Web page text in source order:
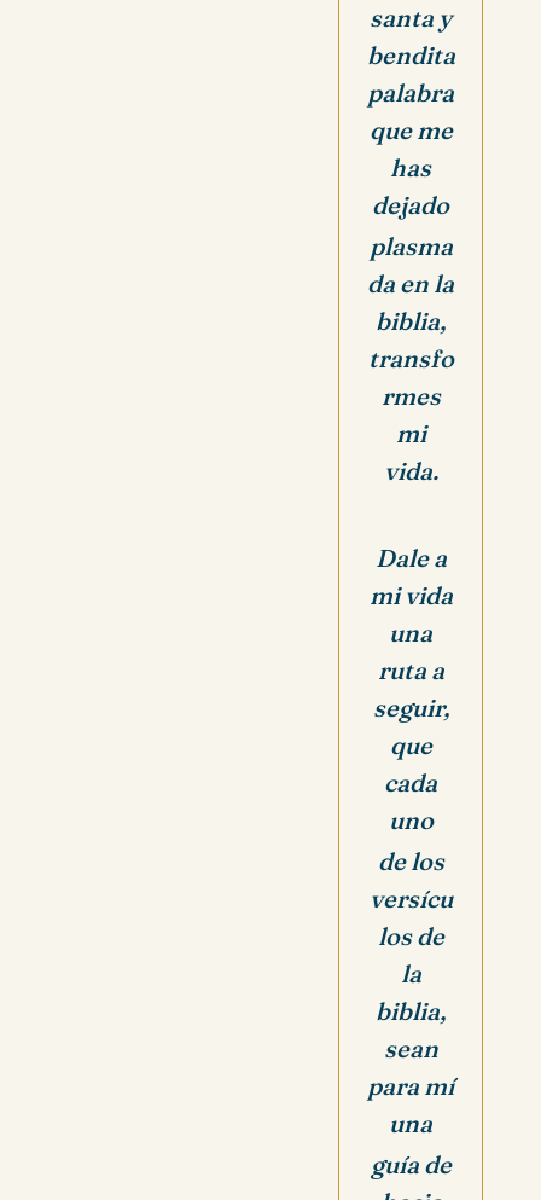
santa y
bendita
palabra
que me
has
dejado
plasma
da en la
biblia,
transfo
rmes
mi
vida.
Dale a
mi vida
una
ruta a
seguir,
que
cada
uno
de los
versícu
los de
la
biblia,
sean
para mí
una
guía de